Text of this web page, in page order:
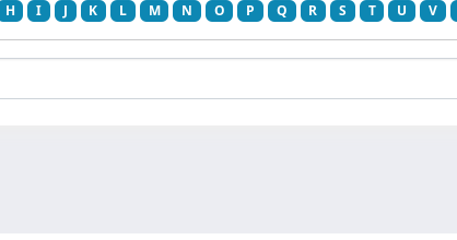
H I J K L M N O P Q R S T U V